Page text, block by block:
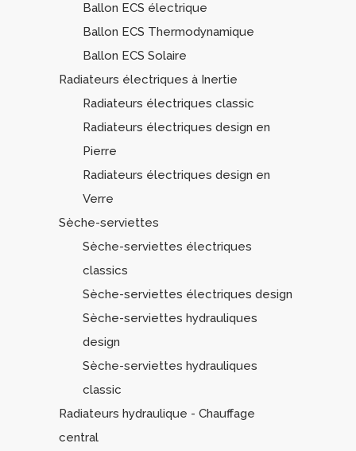
Ballon ECS électrique
Ballon ECS Thermodynamique
Ballon ECS Solaire
Radiateurs électriques à Inertie
Radiateurs électriques classic
Radiateurs électriques design en
Pierre
Radiateurs électriques design en
Verre
Sèche-serviettes
Sèche-serviettes électriques
classics
Sèche-serviettes électriques design
Sèche-serviettes hydrauliques
design
Sèche-serviettes hydrauliques
classic
Radiateurs hydraulique - Chauffage
central